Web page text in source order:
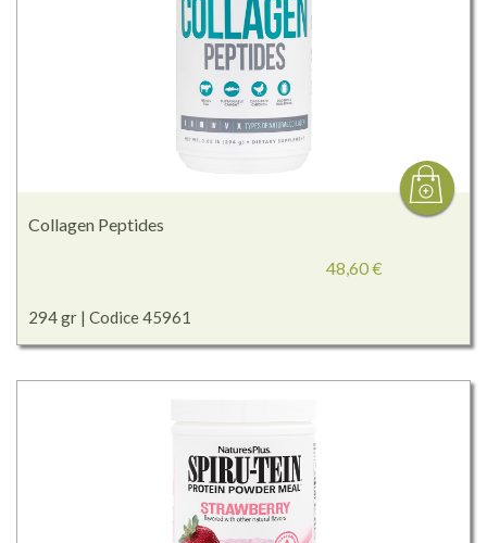
Collagen Peptides
294 gr | Codice 45961
48,60 €